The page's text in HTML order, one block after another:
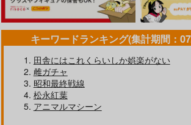
キーワードランキング(集計期間：
田舎にはこれくらいしか娯楽がない
雌ガチャ
昭和最終戦線
松永紅葉
アニマルマシーン